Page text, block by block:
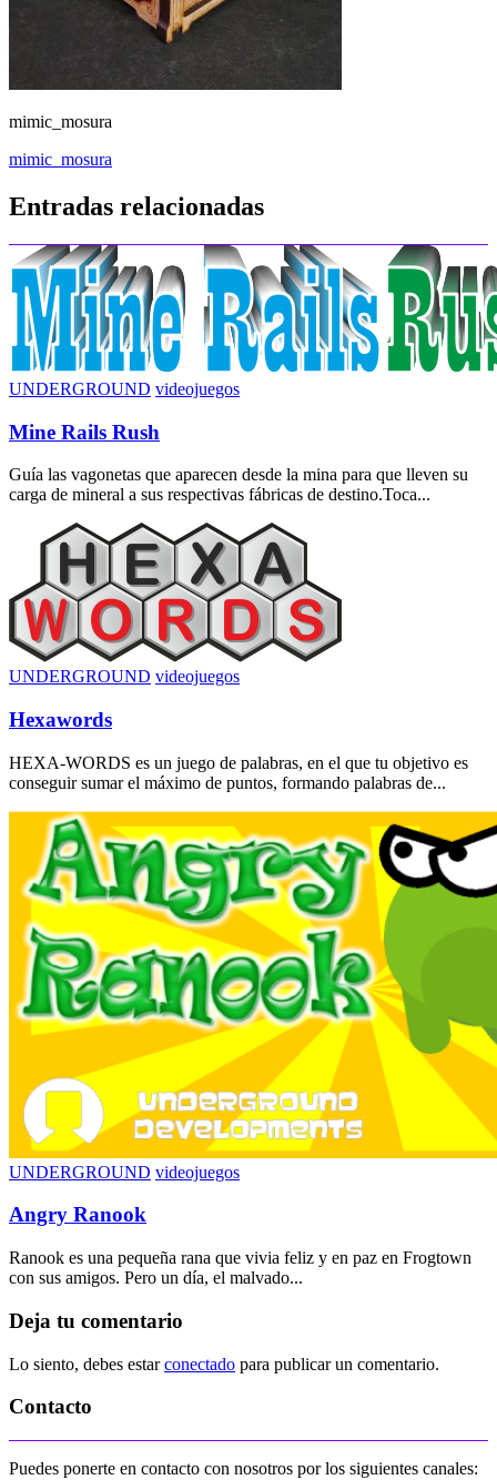
mimic_mosura
Navegación
de
entradas
mimic_mosura
Entradas relacionadas
UNDERGROUND videojuegos
Mine Rails Rush
Guía las vagonetas que aparecen desde la mina para que lleven su
carga de mineral a sus respectivas fábricas de destino.Toca...
UNDERGROUND videojuegos
Hexawords
HEXA-WORDS es un juego de palabras, en el que tu objetivo es
conseguir sumar el máximo de puntos, formando palabras de...
UNDERGROUND videojuegos
Angry Ranook
Ranook es una pequeña rana que vivia feliz y en paz en Frogtown
con sus amigos. Pero un día, el malvado...
Deja tu comentario
Lo siento, debes estarconectado para publicar un comentario.
Contacto
Puedes ponerte en contacto con nosotros por los siguientes canales: